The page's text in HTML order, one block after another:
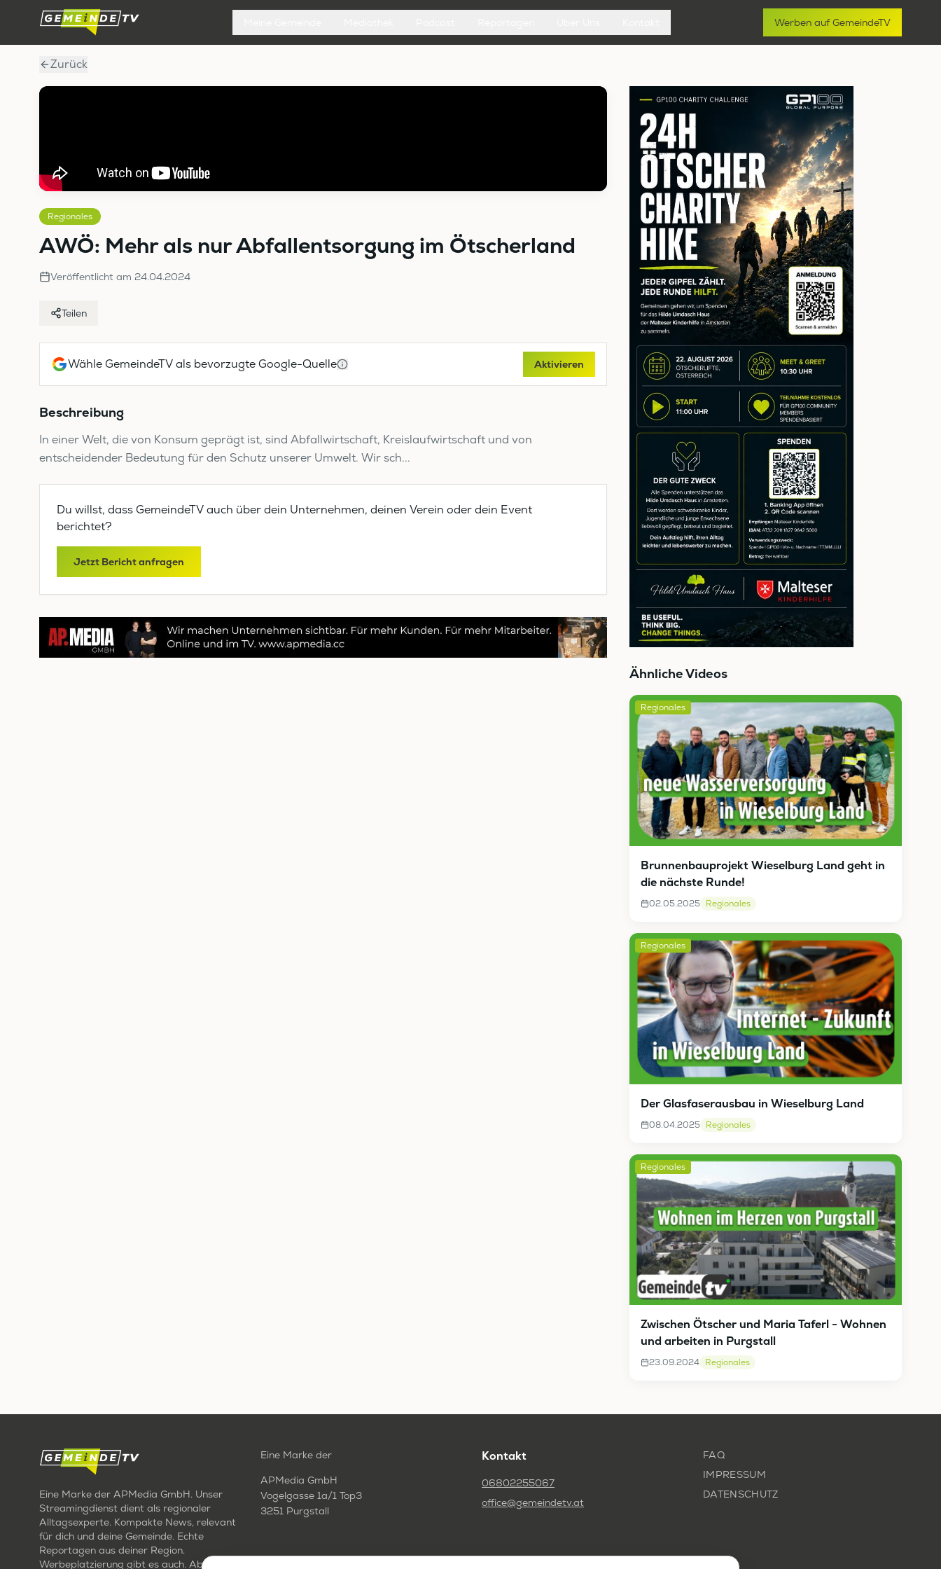
Werben auf GemeindeTV
Zurück
Regionales
AWÖ: Mehr als nur Abfallentsorgung im Ötscherland
Veröffentlicht am 24.04.2024
Teilen
Wähle GemeindeTV als bevorzugte Google-Quelle Aktivieren
Beschreibung
In einer Welt, die von Konsum geprägt ist, sind Abfallwirtschaft, Kreislaufwirtschaft und von
entscheidender Bedeutung für den Schutz unserer Umwelt. Wir sch...
Du willst, dass GemeindeTV auch über dein Unternehmen, deinen Verein oder dein Event
berichtet?
Jetzt Bericht anfragen
Ähnliche Videos
Regionales
Brunnenbauprojekt Wieselburg Land geht in
die nächste Runde!
02.05.2025 Regionales
Regionales
Der Glasfaserausbau in Wieselburg Land
08.04.2025 Regionales
Regionales
Zwischen Ötscher und Maria Taferl - Wohnen
und arbeiten in Purgstall
23.09.2024 Regionales
Eine Marke der APMedia GmbH. Unser
Streamingdienst dient als regionaler
Alltagsexperte. Kompakte News, relevant
für dich und deine Gemeinde. Echte
Reportagen aus deiner Region.
Werbeplatzierung gibt es auch. Aber nur
Eine Marke der
APMedia GmbH
Vogelgasse 1a/1 Top3
3251 Purgstall
Kontakt
06802255067
office@gemeindetv.at
FAQ
IMPRESSUM
DATENSCHUTZ